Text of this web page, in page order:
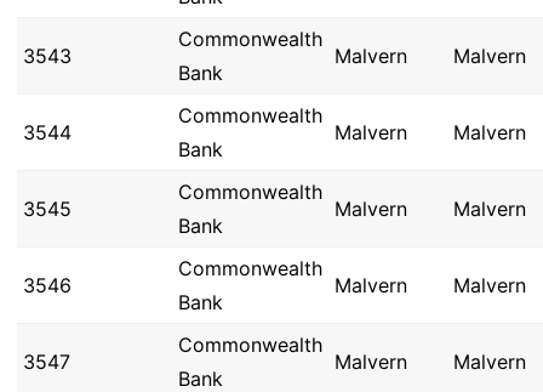
3543
Commonwealth
Bank
Malvern Malvern
3544
Commonwealth
Bank
Malvern Malvern
3545
Commonwealth
Bank
Malvern Malvern
3546
Commonwealth
Bank
Malvern Malvern
3547
Commonwealth
Bank
Malvern Malvern